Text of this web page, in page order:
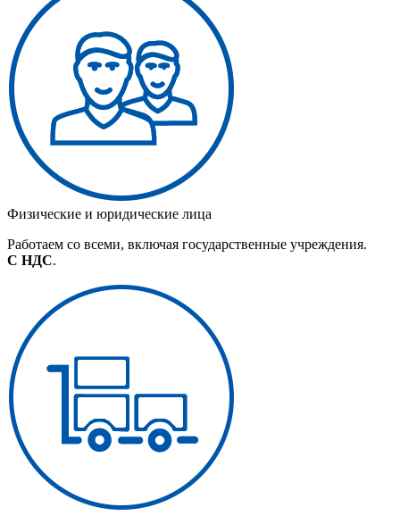
Физические и юридические лица
Работаем со всеми, включая государственные учреждения.
С НДС.